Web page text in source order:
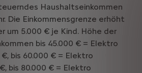
Haushaltseinkommen
Die Einkommensgrenze erhöht
um 5.000 € je Kind. Höhe der
bis 45.000 € = Elektro
bis 60.000 € = Elektro
bis 80.000 € = Elektro